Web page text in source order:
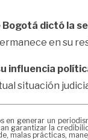
Bogotá dictó la
en su
influencia
situación
en generar un
garantizar la
malas prácticas,